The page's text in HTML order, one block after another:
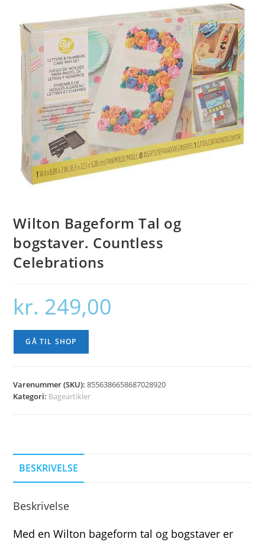
🔍
Wilton Bageform Tal og
bogstaver. Countless
Celebrations
kr. 249,00
GÅ TIL SHOP
Varenummer (SKU):8556386658687028920
Kategori: Bageartikler
BESKRIVELSE
Beskrivelse
Med en Wilton bageform tal og bogstaver er